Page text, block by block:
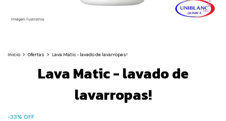
Inicio > Ofertas > Lava Matic - lavado de lavarropas!
Lava Matic - lavado de
lavarropas!
-33% OFF